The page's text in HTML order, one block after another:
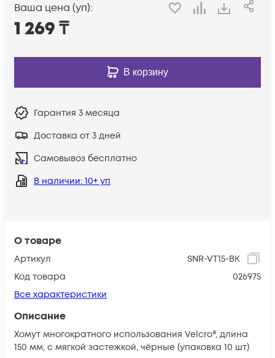
О товаре
Артикул
SNR-VT15-BK
Код товара
026975
Все характеристики
Описание
Хомут многократного использования Velcro®, длина
150 мм, с мягкой застежкой, чёрные (упаковка 10 шт)
Ваша цена (уп):
1 269₸
В корзину
Гарантия 3 месяца
Доставка от 3 дней
Самовывоз бесплатно
В наличии: 10+ уп